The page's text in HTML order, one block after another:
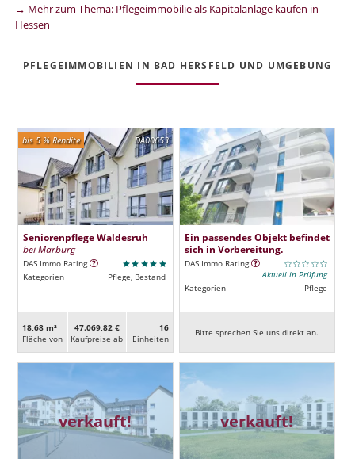
→ Mehr zum Thema: Pflegeimmobilie als Kapitalanlage kaufen in
Hessen
PFLEGEIMMOBILIEN IN BAD HERSFELD UND UMGEBUNG
DA00653
bis 5 % Rendite
Seniorenpflege Waldesruh
bei Marburg
DAS Immo Rating
Kategorien
Pflege, Bestand
18,68 m²
Fläche von
47.069,82 €
Kaufpreise ab
16
Ein­heiten
Ein passendes Objekt befindet
sich in Vorbereitung.
DAS Immo Rating
Aktuell in Prüfung
Kategorien
Pflege
Bitte sprechen Sie uns direkt an.
verkauft! verkauft!